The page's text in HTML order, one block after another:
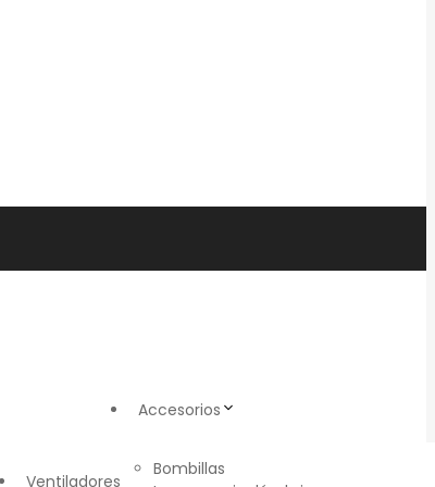
Ventiladores
Accesorios
Bombillas